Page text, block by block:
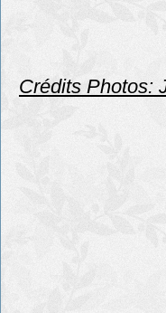
Crédits Photos: